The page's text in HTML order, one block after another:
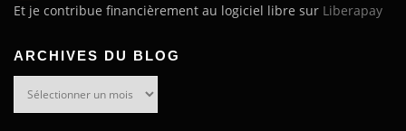
Et je contribue financièrement au logiciel libre sur Liberapay
ARCHIVES DU BLOG